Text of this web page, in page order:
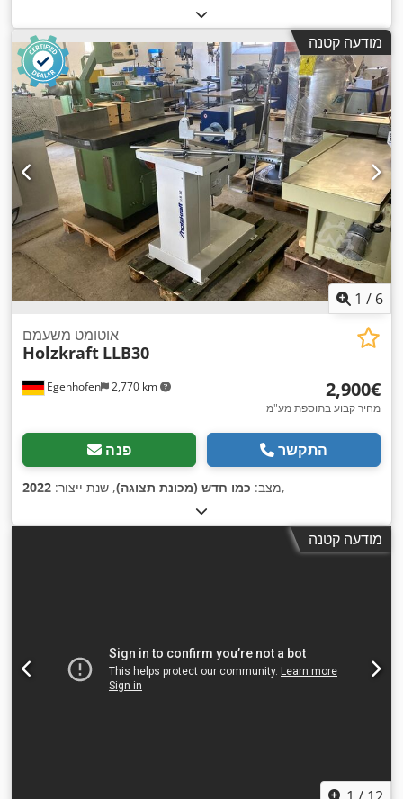
מודעה קטנה
1 / 6
Egenhofen 2,770 km
אוטומט משעמם
Holzkraft LLB30
‏2,900 ‏€
מחיר קבוע בתוספת מע"מ
פנה התקשר
מצב: כמו חדש (מכונת תצוגה), שנת ייצור: 2022 ,
מודעה קטנה